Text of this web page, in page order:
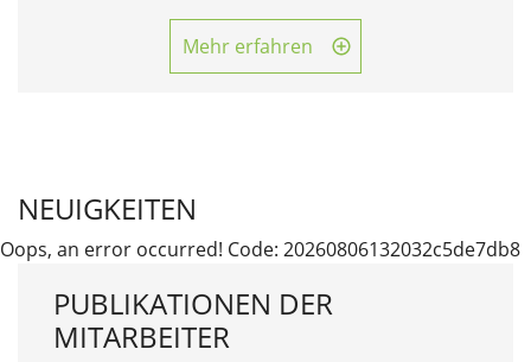
Mehr erfahren
NEUIGKEITEN
Oops, an error occurred! Code: 20260806132032c5de7db8
PUBLIKATIONEN DER
MITARBEITER